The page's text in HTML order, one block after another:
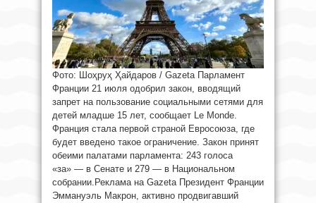
Фото: Шоҳруҳ Ҳайдаров / Gazeta Парламент
Франции 21 июля одобрил закон, вводящий
запрет на пользование социальными сетями для
детей младше 15 лет, сообщает Le Monde.
Франция стала первой страной Евросоюза, где
будет введено такое ограничение. Закон принят
обеими палатами парламента: 243 голоса
«за» — в Сенате и 279 — в Национальном
собрании.Реклама на Gazeta Президент Франции
Эммануэль Макрон, активно продвигавший